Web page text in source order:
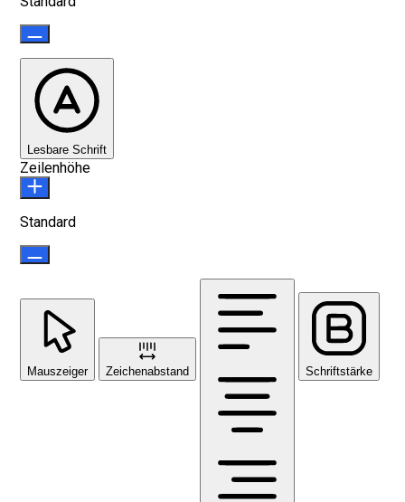
Lesbare Schrift
Zeilenhöhe
Standard
Mauszeiger Zeichenabstand Schriftstärke